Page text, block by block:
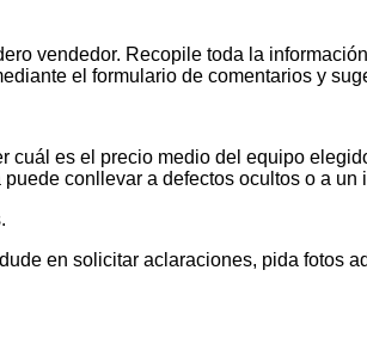
vendedor. Recopile toda la
el formulario de comentarios y
es el precio medio del equipo
conllevar a defectos ocultos o a un
en solicitar aclaraciones, pida fotos